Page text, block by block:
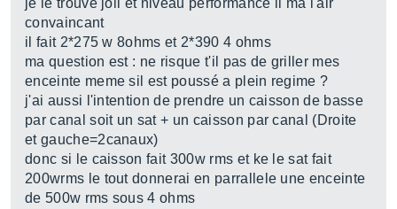
je le trouve joli et niveau performance il ma l'air
convaincant
il fait 2*275 w 8ohms et 2*390 4 ohms
ma question est : ne risque t'il pas de griller mes
enceinte meme sil est poussé a plein regime ?
j'ai aussi l'intention de prendre un caisson de basse
par canal soit un sat + un caisson par canal (Droite
et gauche=2canaux)
donc si le caisson fait 300w rms et ke le sat fait
200wrms le tout donnerai en parrallele une enceinte
de 500w rms sous 4 ohms